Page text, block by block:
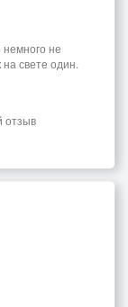
не
свете один.
отзыв